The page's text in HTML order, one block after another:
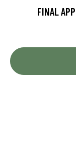
FINAL